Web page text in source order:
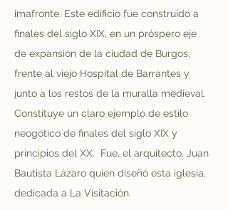
imafronte. Este edificio fue construido a
finales del siglo XIX, en un próspero eje
de expansión de la ciudad de Burgos,
frente al viejo Hospital de Barrantes y
junto a los restos de la muralla medieval.
Constituye un claro ejemplo de estilo
neogótico de finales del siglo XIX y
principios del XX.  Fue, el arquitecto, Juan
Bautista Lázaro quien diseñó esta iglesia,
dedicada a La Visitación.